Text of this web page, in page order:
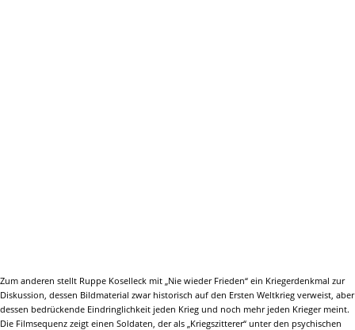
Zum anderen stellt Ruppe Koselleck mit „Nie wieder Frieden“ ein Kriegerdenkmal zur
Diskussion, dessen Bildmaterial zwar historisch auf den Ersten Weltkrieg verweist, aber
dessen bedrückende Eindringlichkeit jeden Krieg und noch mehr jeden Krieger meint.
Die Filmsequenz zeigt einen Soldaten, der als „Kriegszitterer“ unter den psychischen